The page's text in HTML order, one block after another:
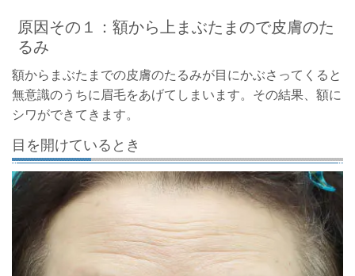
原因その１：額から上まぶたまので皮膚のた
るみ
額からまぶたまでの皮膚のたるみが目にかぶさってくると
無意識のうちに眉毛をあげてしまいます。その結果、額に
シワができてきます。
目を開けているとき